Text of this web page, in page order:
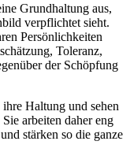
Grundhaltung aus,
verpflichtet sieht.
Persönlichkeiten
Toleranz,
der Schöpfung
Haltung und sehen
arbeiten daher eng
stärken so die ganze